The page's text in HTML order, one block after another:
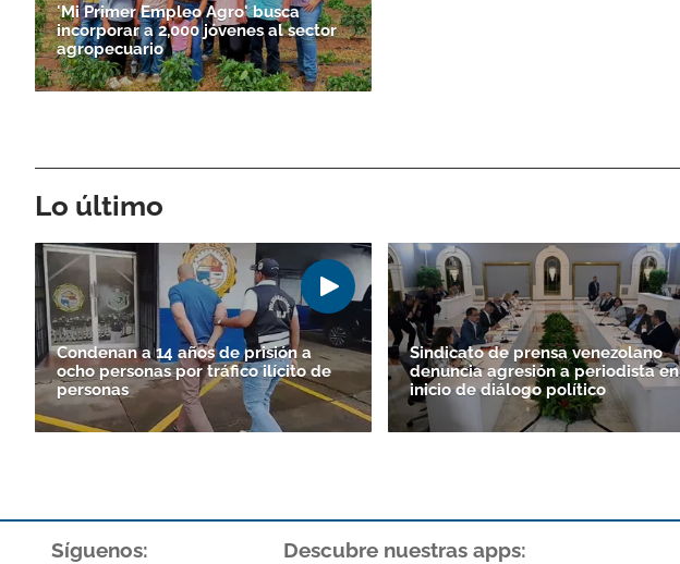
'Mi Primer Empleo Agro' busca
incorporar a 2,000 jóvenes al sector
agropecuario
Lo último
Condenan a 14 años de prisión a
ocho personas por tráfico ilícito de
personas
Sindicato de prensa venezolano
denuncia agresión a periodista en
inicio de diálogo político
Síguenos: Descubre nuestras apps: